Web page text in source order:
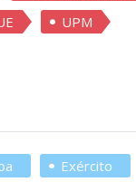
UPM
Exército